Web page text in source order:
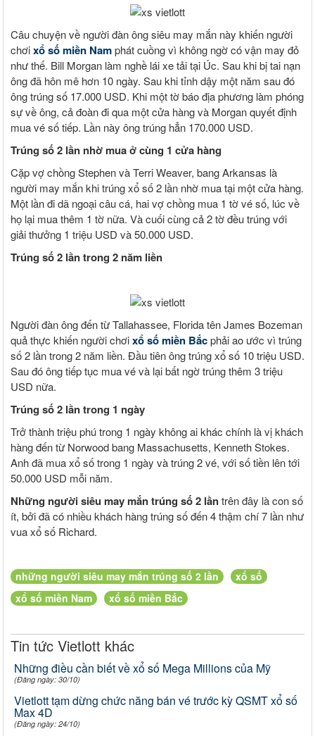
Câu chuyện về người đàn ông siêu may mắn này khiến người
chơixổ số miền Namphát cuồng vì không ngờ có vận may đỏ
như thế. Bill Morgan làm nghề lái xe tải tại Úc. Sau khi bị tai nạn
ông đã hôn mê hơn 10 ngày. Sau khi tỉnh dậy một năm sau đó
ông trúng số 17.000 USD. Khi một tờ báo địa phương làm phóng
sự về ông, cả đoàn đi qua một cửa hàng và Morgan quyết định
mua vé số tiếp. Lần này ông trúng hẳn 170.000 USD.
Trúng số 2 lần nhờ mua ở cùng 1 cửa hàng
Cặp vợ chồng Stephen và Terri Weaver, bang Arkansas là
người may mắn khi trúng xổ số 2 lần nhờ mua tại một cửa hàng.
Một lần đi dã ngoại câu cá, hai vợ chồng mua 1 tờ vé số, lúc về
họ lại mua thêm 1 tờ nữa. Và cuối cùng cả 2 tờ đều trúng với
giải thưởng 1 triệu USD và 50.000 USD.
Trúng số 2 lần trong 2 năm liền
Người đàn ông đến từ Tallahassee, Florida tên James Bozeman
quả thực khiến người chơixổ số miền Bắcphải ao ước vì trúng
số 2 lần trong 2 năm liền. Đầu tiên ông trúng xổ số 10 triệu USD.
Sau đó ông tiếp tục mua vé và lại bất ngờ trúng thêm 3 triệu
USD nữa.
Trúng số 2 lần trong 1 ngày
Trở thành triệu phú trong 1 ngày không ai khác chính là vị khách
hàng đến từ Norwood bang Massachusetts, Kenneth Stokes.
Anh đã mua xổ số trong 1 ngày và trúng 2 vé, với số tiền lên tới
50.000 USD mỗi năm.
Những người siêu may mắn trúng số 2 lầntrên đây là con số
ít, bởi đã có nhiều khách hàng trúng số đến 4 thậm chí 7 lần như
vua xổ số Richard.
những người siêu may mắn trúng số 2 lần
xổ số
xổ số miền Nam
xổ số miền Bắc
Tin tức Vietlott khác
Những điều cần biết về xổ số Mega Millions của Mỹ
(Đăng ngày: 30/10)
Vietlott tạm dừng chức năng bán vé trước kỳ QSMT xổ số
Max 4D
(Đăng ngày: 24/10)